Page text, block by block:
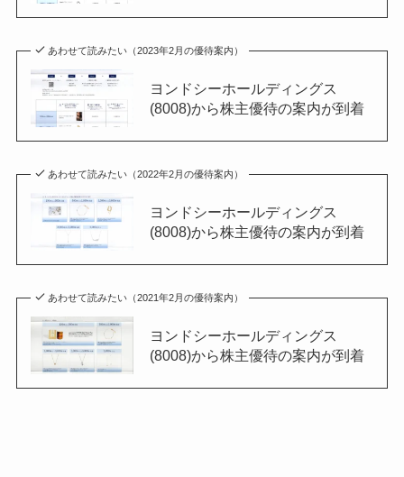
あわせて読みたい（2023年2月の優待案内）
ヨンドシーホールディングス
(8008)から株主優待の案内が到着
あわせて読みたい（2022年2月の優待案内）
ヨンドシーホールディングス
(8008)から株主優待の案内が到着
あわせて読みたい（2021年2月の優待案内）
ヨンドシーホールディングス
(8008)から株主優待の案内が到着